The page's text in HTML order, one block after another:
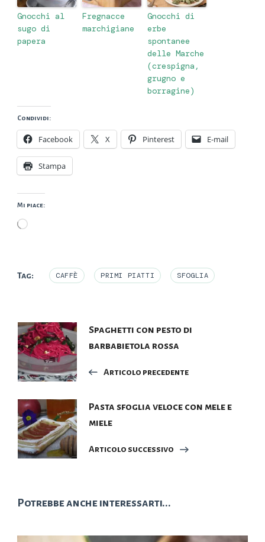
Gnocchi al
sugo di
papera
Fregnacce
marchigiane
Gnocchi di
erbe
spontanee
delle Marche
(crespigna,
grugno e
borragine)
Condividi:
Facebook X Pinterest E-mail
Stampa
Mi piace:
Caricamento
Tag: CAFFÈ PRIMI PIATTI SFOGLIA
Navigazione
articoli
Spaghetti con pesto di
barbabietola rossa
Articolo precedente
Pasta sfoglia veloce con mele e
miele
Articolo successivo
Potrebbe anche interessarti...